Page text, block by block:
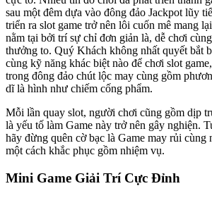
sau một đêm dựa vào đông đảo Jackpot lũy
triển ra slot game trở nên lôi cuốn mê mang
nằm tại bởi trí sự chỉ đơn giản là, dễ chơi
thưởng to. Quý Khách không nhất quyết bắt
cùng kỹ năng khác biệt nào để chơi slot
trong đông đảo chút lộc may cùng gồm
dĩ là hình như chiếm cống phẩm.
Mỗi lần quay slot, người chơi cũng gồm dịp
là yếu tố làm Game này trở nên gây nghiện.
hãy đừng quên cờ bạc là Game may rủi cùng
một cách khắc phục gồm nhiệm vụ.
Mini Game Giải Trí Cực Đỉnh